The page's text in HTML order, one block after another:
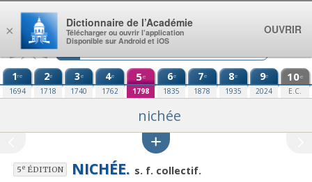
Aller au contenu
1re
1694
2e
1718
3e
1740
4e
1762
5e
1798
6e
1835
7e
1878
8e
1935
9e
2024
10e
E.C.
nichée
5eÉDITION NICHÉE. s. f. collectif.
×
Dictionnaire de l’Académie
Télécharger ou ouvrir l’application
Disponible sur Android et iOS
OUVRIR